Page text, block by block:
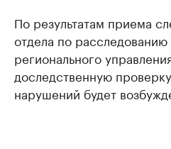
По результатам приема
отдела по
регионального
доследственную
нарушений будет